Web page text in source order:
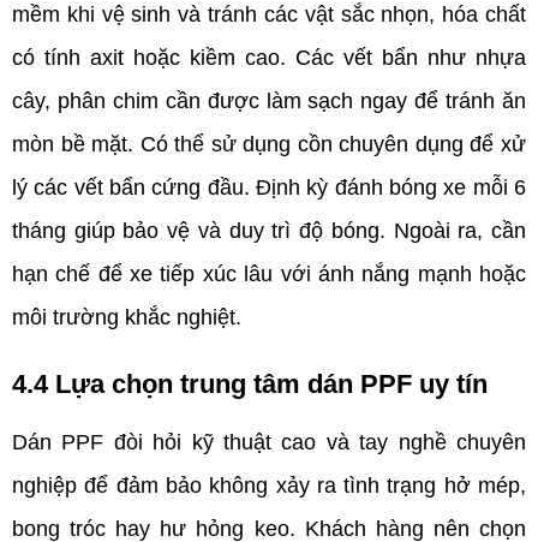
mềm khi vệ sinh và tránh các vật sắc nhọn, hóa chất
có tính axit hoặc kiềm cao. Các vết bẩn như nhựa
cây, phân chim cần được làm sạch ngay để tránh ăn
mòn bề mặt. Có thể sử dụng cồn chuyên dụng để xử
lý các vết bẩn cứng đầu. Định kỳ đánh bóng xe mỗi 6
tháng giúp bảo vệ và duy trì độ bóng. Ngoài ra, cần
hạn chế để xe tiếp xúc lâu với ánh nắng mạnh hoặc
môi trường khắc nghiệt.
4.4 Lựa chọn trung tâm dán PPF uy tín
Dán PPF đòi hỏi kỹ thuật cao và tay nghề chuyên
nghiệp để đảm bảo không xảy ra tình trạng hở mép,
bong tróc hay hư hỏng keo. Khách hàng nên chọn